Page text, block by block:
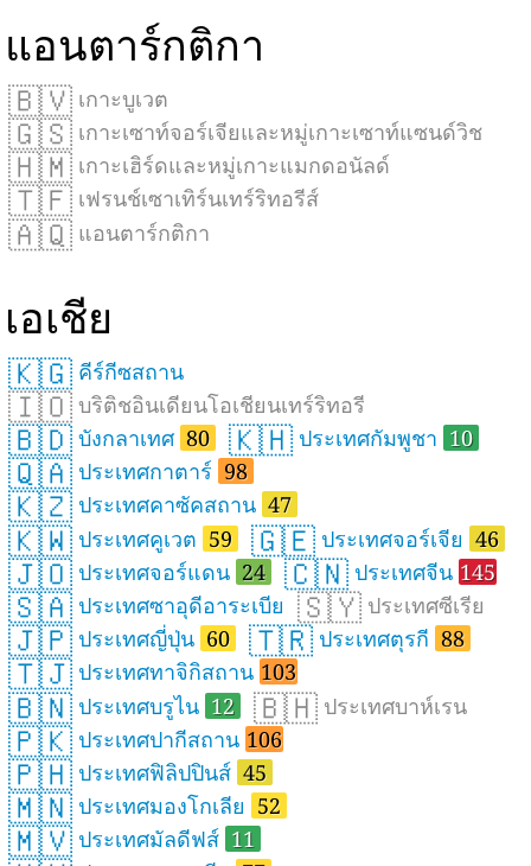
แอนตาร์กติกา
🇧🇻 เกาะบูเวต
🇬🇸 เกาะเซาท์จอร์เจียและหมู่เกาะเซาท์แซนด์วิช
🇭🇲 เกาะเฮิร์ดและหมู่เกาะแมกดอนัลด์
🇹🇫 เฟรนช์เซาเทิร์นเทร์ริทอรีส์
🇦🇶 แอนตาร์กติกา
เอเชีย
🇰🇬 คีร์กีซสถาน
🇮🇴 บริติชอินเดียนโอเชียนเทร์ริทอรี
🇧🇩 บังกลาเทศ 80 🇰🇭 ประเทศกัมพูชา 10
🇶🇦 ประเทศกาตาร์ 98
🇰🇿 ประเทศคาซัคสถาน 47
🇰🇼 ประเทศคูเวต 59 🇬🇪 ประเทศจอร์เจีย 46
🇯🇴 ประเทศจอร์แดน 24 🇨🇳 ประเทศจีน 145
🇸🇦 ประเทศซาอุดีอาระเบีย 🇸🇾 ประเทศซีเรีย
🇯🇵 ประเทศญี่ปุ่น 60 🇹🇷 ประเทศตุรกี 88
🇹🇯 ประเทศทาจิกิสถาน 103
🇧🇳 ประเทศบรูไน 12 🇧🇭 ประเทศบาห์เรน
🇵🇰 ประเทศปากีสถาน 106
🇵🇭 ประเทศฟิลิปปินส์ 45
🇲🇳 ประเทศมองโกเลีย 52
🇲🇻 ประเทศมัลดีฟส์ 11